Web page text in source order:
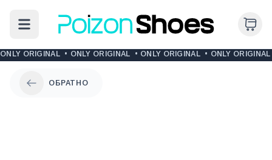
ONLY ORIGINAL • ONLY ORIGINAL • ONLY ORIGINAL • ONLY ORIGINAL
ОБРАТНО